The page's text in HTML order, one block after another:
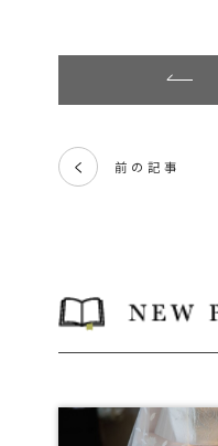
く 前の記事